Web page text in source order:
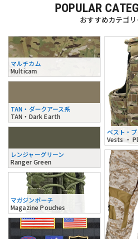
POPULAR
おすすめカテゴ
マルチカム
Multicam
TAN・ダークアース系
TAN・Dark Earth
レンジャーグリーン
Ranger Green
ベスト・
Vests ・
マガジンポーチ
Magazine Pouches